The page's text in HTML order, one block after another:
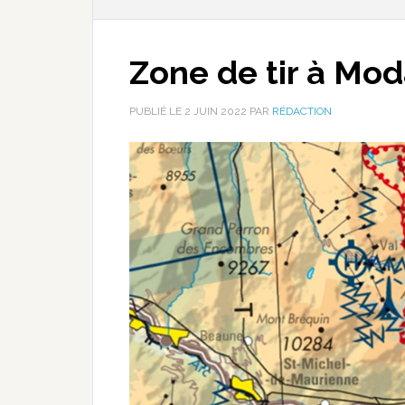
Zone de tir à
PUBLIÉ LE 2 JUIN 2022 PAR RÉDACTION